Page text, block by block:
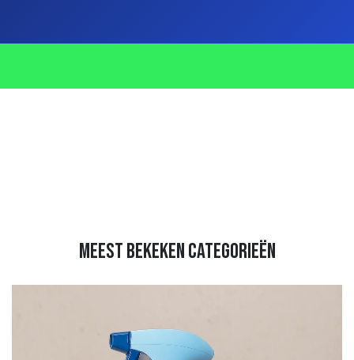
meest bekeken categorieën